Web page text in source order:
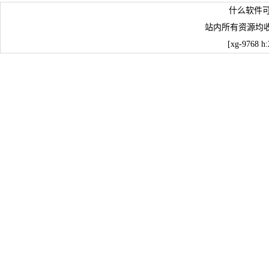
什么软件
站内所有资源均
[xg-9768